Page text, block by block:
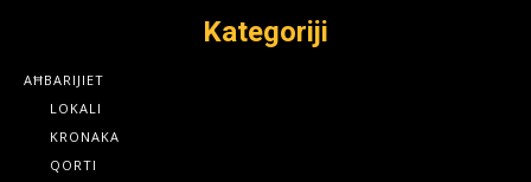
Kategoriji
AĦBARIJIET
LOKALI
KRONAKA
QORTI